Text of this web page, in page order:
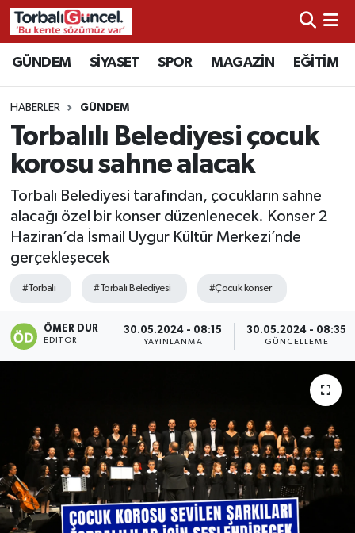
GÜNDEM SİYASET SPOR MAGAZİN EĞİTİM
HABERLER GÜNDEM
Torbalılı Belediyesi çocuk
korosu sahne alacak
Torbalı Belediyesi tarafından, çocukların sahne
alacağı özel bir konser düzenlenecek. Konser 2
Haziran’da İsmail Uygur Kültür Merkezi’nde
gerçekleşecek
#Torbalı #Torbalı Belediyesi #Çocuk konser
ÖMER DUR
EDITÖR
30.05.2024 - 08:15
YAYINLANMA
30.05.2024 - 08:35
GÜNCELLEME
İzmir Nöbetçi Eczaneler
İzmir Hava Durumu
İzmir Namaz Vakitleri
Süper Lig Puan Durumu ve Fikstür
Tüm Manşetler
Haber Arşivi